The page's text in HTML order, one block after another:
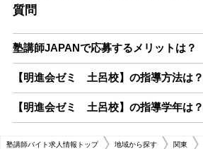
質問
塾講師JAPANで応募するメリットは？
【明進会ゼミ 土呂校】の指導方法は？
【明進会ゼミ 土呂校】の指導学年は？
塾講師バイト求人情報トップ 地域から探す 関東